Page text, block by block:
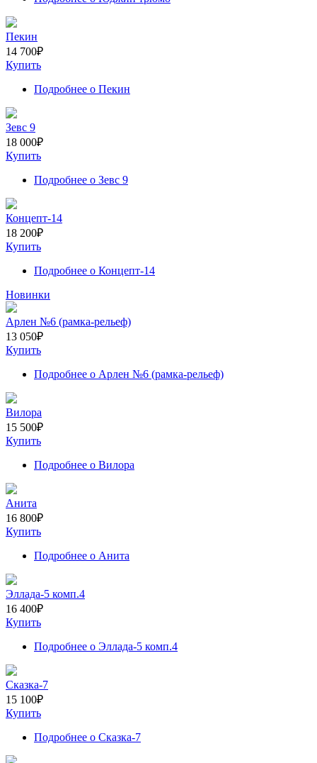
Пекин
14 700₽
Купить
Подробнее о Пекин
Зевс 9
18 000₽
Купить
Подробнее о Зевс 9
Концепт-14
18 200₽
Купить
Подробнее о Концепт-14
Новинки
Арлен №6 (рамка-рельеф)
13 050₽
Купить
Подробнее о Арлен №6 (рамка-рельеф)
Вилора
15 500₽
Купить
Подробнее о Вилора
Анита
16 800₽
Купить
Подробнее о Анита
Эллада-5 комп.4
16 400₽
Купить
Подробнее о Эллада-5 комп.4
Сказка-7
15 100₽
Купить
Подробнее о Сказка-7